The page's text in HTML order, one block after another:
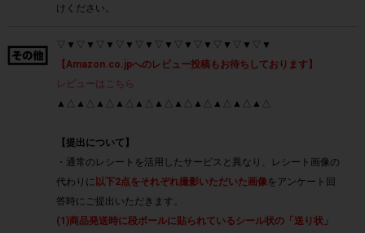
けください。
▽▼▽▼▽▼▽▼▽▼▽▼▽▼▽▼▽▼▽▼▽▼
【Amazon.co.jpへのレビュー投稿もお待ちしております】
レビューはこちら
▲△▲△▲△▲△▲△▲△▲△▲△▲△▲△▲△
【提出について】
・通常のレシートを活用したサービスと異なり、レシート画像の
代わりに 以下2点をそれぞれ撮影いただいた画像をアンケート回
答時にご提出いただきます。
(1)商品発送時に段ボールに貼られているシール状の「送り状」